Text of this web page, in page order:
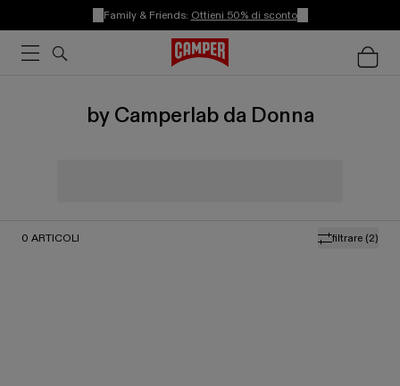
Family & Friends: Ottieni 50% di sconto
by Camperlab da Donna
filtrare (2)
0 ARTICOLI